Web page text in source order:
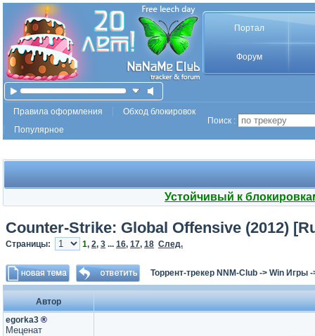
Портал
Форум
Правила оформления
Обход блокировок
Популярное
Поиск :
Устойчивый к
Counter-Strike: Global Offensive (2012)
Страницы: 1, 2, 3 ... 16, 17, 18 След.
Торрент-трекер NNM-Club -> Win Игры
Автор
egorka3 ®
Меценат